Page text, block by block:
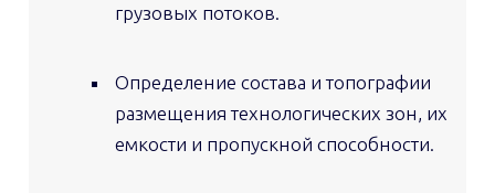
грузовых потоков.
Определение состава и топографии
размещения технологических зон, их
емкости и пропускной способности.